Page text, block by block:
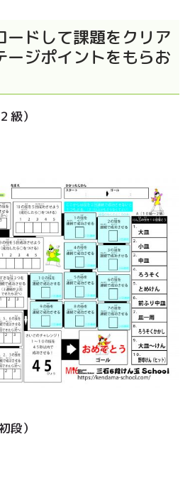
ードして課題をクリア
ージポイントをもらお
級）
段）